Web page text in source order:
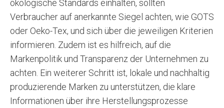
ökologische Standards einhalten, sollten
Verbraucher auf anerkannte Siegel achten, wie GOTS
oder Oeko-Tex, und sich über die jeweiligen Kriterien
informieren. Zudem ist es hilfreich, auf die
Markenpolitik und Transparenz der Unternehmen zu
achten. Ein weiterer Schritt ist, lokale und nachhaltig
produzierende Marken zu unterstützen, die klare
Informationen über ihre Herstellungsprozesse